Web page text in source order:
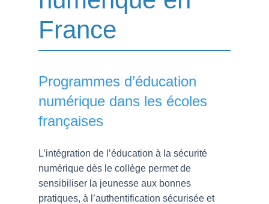
France
Programmes d’éducation
numérique dans les écoles
françaises
L’intégration de l’éducation à la sécurité
numérique dès le collège permet de
sensibiliser la jeunesse aux bonnes
pratiques, à l’authentification sécurisée et